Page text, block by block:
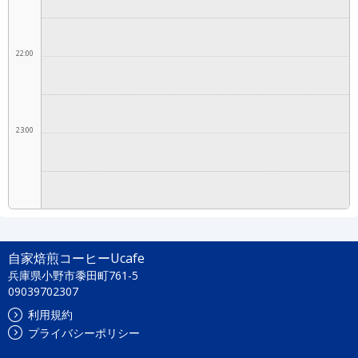
22:00
23:00
自家焙煎コーヒーUcafe
兵庫県小野市黍田町761-5
09039702307
利用規約
プライバシーポリシー